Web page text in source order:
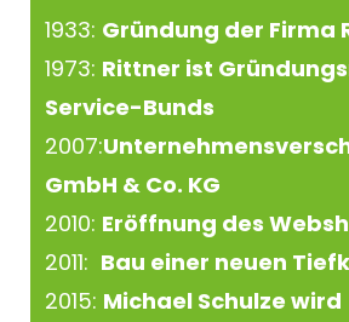
1933: Gründung der
1973: Rittner ist
Service-Bunds
2007:
GmbH & Co. KG
2010: Eröffnung des
2011: Bau einer neuen
2015: Michael Schulze wird